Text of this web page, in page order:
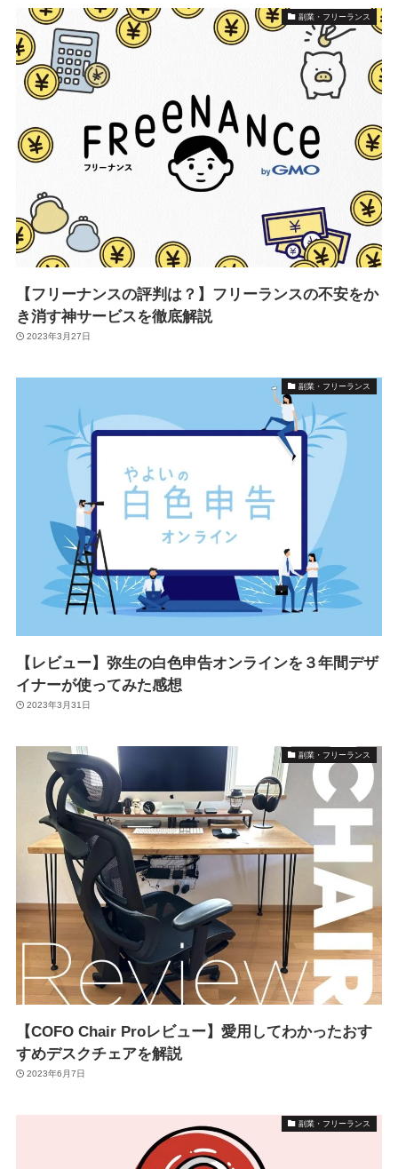
副業・フリーランス
【フリーナンスの評判は？】フリーランスの不安をか
き消す神サービスを徹底解説
2023年3月27日
副業・フリーランス
【レビュー】弥生の白色申告オンラインを３年間デザ
イナーが使ってみた感想
2023年3月31日
副業・フリーランス
【COFO Chair Proレビュー】愛用してわかったおす
すめデスクチェアを解説
2023年6月7日
副業・フリーランス